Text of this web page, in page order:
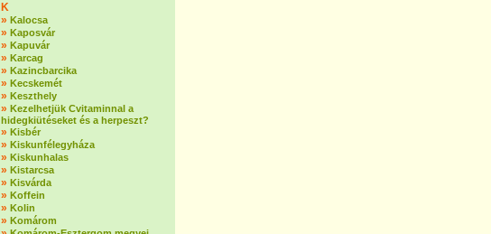
K
» Kalocsa
» Kaposvár
» Kapuvár
» Karcag
» Kazincbarcika
» Kecskemét
» Keszthely
» Kezelhetjük Cvitaminnal a
hidegkiütéseket és a herpeszt?
» Kisbér
» Kiskunfélegyháza
» Kiskunhalas
» Kistarcsa
» Kisvárda
» Koffein
» Kolin
» Komárom